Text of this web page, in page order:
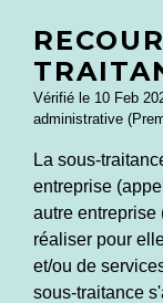
Vérifié le 10 Feb
administrative
La sous-
entreprise
autre entreprise
réaliser pour
et/ou de
sous-traitance